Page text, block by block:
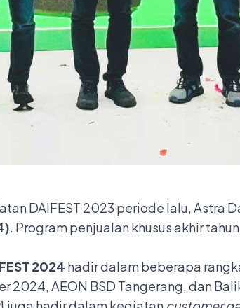
DAIFEST 2023 periode lalu, Astra
. Program penjualan khusus akhir
2024 hadir dalam beberapa
2024, AEON BSD Tangerang, dan